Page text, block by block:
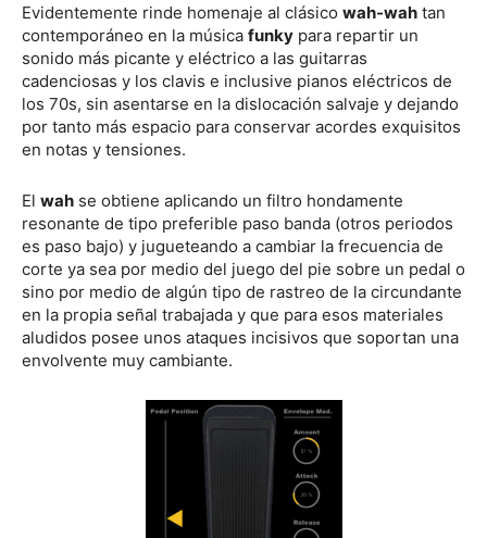
Evidentemente rinde homenaje al clásico wah-wah tan
contemporáneo en la música funky para repartir un
sonido más picante y eléctrico a las guitarras
cadenciosas y los clavis e inclusive pianos eléctricos de
los 70s, sin asentarse en la dislocación salvaje y dejando
por tanto más espacio para conservar acordes exquisitos
en notas y tensiones.
El wah se obtiene aplicando un filtro hondamente
resonante de tipo preferible paso banda (otros periodos
es paso bajo) y jugueteando a cambiar la frecuencia de
corte ya sea por medio del juego del pie sobre un pedal o
sino por medio de algún tipo de rastreo de la circundante
en la propia señal trabajada y que para esos materiales
aludidos posee unos ataques incisivos que soportan una
envolvente muy cambiante.